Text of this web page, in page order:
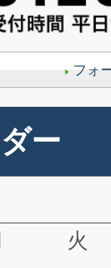
フォ
ー
火